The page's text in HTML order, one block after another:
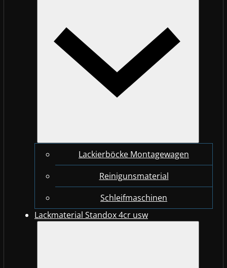
Lackierböcke Montagewagen
Reinigunsmaterial
Schleifmaschinen
Lackmaterial Standox 4cr usw